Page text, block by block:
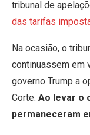
tribunal de
das tarifas
Na ocasião, o
continuassem em
governo Trump a
Corte. Ao levar o
permaneceram